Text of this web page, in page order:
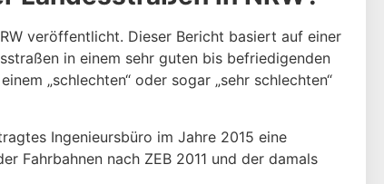
veröffentlicht. Dieser Bericht basiert auf einer
in einem sehr guten bis befriedigenden
„schlechten“ oder sogar „sehr schlechten“
Ingenieursbüro im Jahre 2015 eine
Fahrbahnen nach ZEB 2011 und der damals